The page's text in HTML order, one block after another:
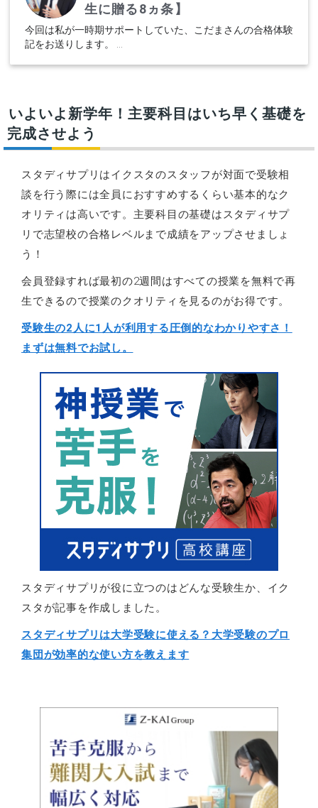
生に贈る8ヵ条】
今回は私が一時期サポートしていた、こだまさんの合格体験
記をお送りします。 ...
いよいよ新学年！主要科目はいち早く基礎を
完成させよう
スタディサプリはイクスタのスタッフが対面で受験相
談を行う際には全員におすすめするくらい基本的なク
オリティは高いです。主要科目の基礎はスタディサプ
リで志望校の合格レベルまで成績をアップさせましょ
う！
会員登録すれば最初の2週間はすべての授業を無料で再
生できるので授業のクオリティを見るのがお得です。
受験生の2人に1人が利用する圧倒的なわかりやすさ！
まずは無料でお試し。
スタディサプリが役に立つのはどんな受験生か、イク
スタが記事を作成しました。
スタディサプリは大学受験に使える？大学受験のプロ
集団が効率的な使い方を教えます